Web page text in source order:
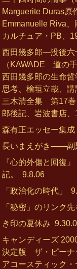
Marguerite Duras原
Emmanuelle Riva、
カルチュア・PB、
西田幾多郎―没後
（KAWADE 道の
西田幾多郎の生命
思考、檜垣立哉、
三木清全集 第17
郎後記、岩波書店、
森有正エッセー集
長いまえがき——副
『心的外傷と回復
記。
9.8.06
「政治化の時代」
「秘密」のリンク
き印の夏休み
キャンディーズ
決定版 ザ・ピーナ
アコースティック